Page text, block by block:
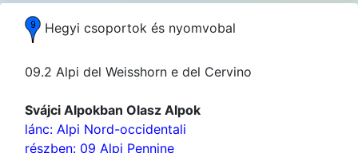
Hegyi csoportok és nyomvobal
09.2 Alpi del Weisshorn e del Cervino
Svájci Alpokban Olasz Alpok
lánc: Alpi Nord-occidentali
részben: 09 Alpi Pennine